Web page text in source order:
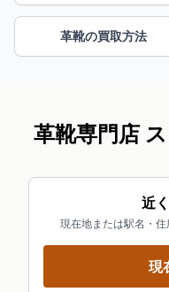
革靴の買取方法
革靴専門店
近
現在地または駅名・住
現